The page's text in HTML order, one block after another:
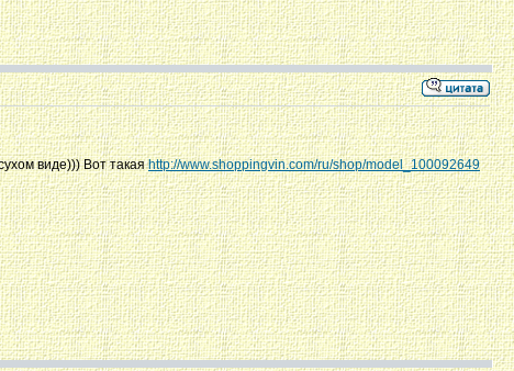
виде))) Вот такаяhttp://www.shoppingvin.com/ru/shop/model_100092649